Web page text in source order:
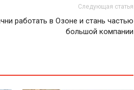
Следующая статья
работать в Озоне и стань частью
большой компании